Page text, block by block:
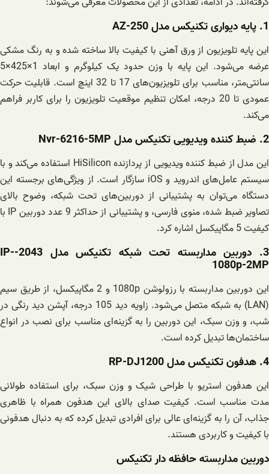
1. پایه دیواری تکنیکس مدل AZ-250
این پایه تلویزیون از ورق آهنی با کیفیت بالا ساخته شده و به رنگ مشکی
عرضه می‌شود. این پایه با وزن حدود یک کیلوگرم و ابعاد 1×425×5
سانتی‌متر، مناسب برای تلویزیون‌های 17 تا 32 اینچ است. قابلیت حرکت
عمودی تا 20 درجه، امکان تنظیم موقعیت تلویزیون را برای کاربر فراهم
می‌کند.
2. ضبط کننده ویدیویی تکنیکس مدل Nvr-6216-5MP
این مدل از ضبط کننده ویدیویی از پردازنده HiSilicon استفاده می‌کند و با
سیستم عامل‌های اندروید و iOS سازگار است. از ویژگی‌های برجسته این
دستگاه می‌توان به پشتیبانی از دوربین‌های تحت شبکه، وضوح بالای
تصاویر ضبط شده، منوی فارسی، و پشتیبانی از حداکثر 9 عدد دوربین IP با
کیفیت 5 مگاپیکسل اشاره کرد.
3. دوربین مداربسته تحت شبکه تکنیکس مدل 2043-IP-
1080p-2MP
این دوربین مداربسته با رزولوشن 1080p و 2 مگاپیکسل، از طریق سیم
(LAN) به شبکه متصل می‌شود. زاویه دید 105 درجه، آپشن دید رنگی در
شب، و وزن سبک، این دوربین را به گزینه‌ای مناسب برای نصب در انواع
ساختمان‌ها تبدیل کرده است.
4. هدفون تکنیکس مدل RP-DJ1200
این هدفون استریو با طراحی شیک و وزن سبک، برای استفاده طولانی
مدت مناسب است. کیفیت صدای بالای این هدفون همراه با ظاهری
جذاب، آن را به گزینه‌ای عالی برای افرادی تبدیل کرده که به دنبال هدفونی
با کیفیت و کاربردی هستند.
دوربین مداربسته حافظه دار تکنیکس